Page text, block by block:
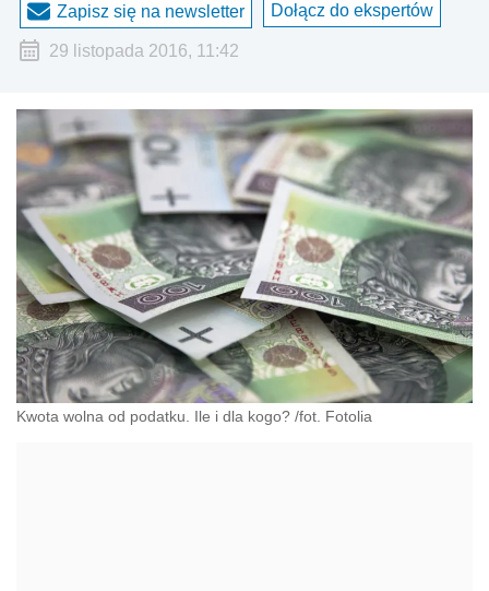
Zapisz się na newsletter Dołącz do ekspertów
29 listopada 2016, 11:42
Kwota wolna od podatku. Ile i dla kogo? /fot. Fotolia